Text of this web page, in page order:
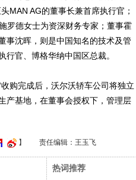
MAN AG的董事长兼首席执行官；
罗德女士为资深财务专家；董事霍
事沈晖，则是中国知名的技术及管
官、博格华纳中国区总裁。
购完成后，沃尔沃轿车公司将独立
产基地，在董事会授权下，管理层
】 责任编辑：王玉飞
热词推荐